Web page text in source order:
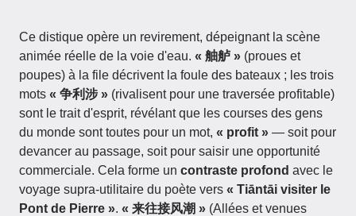
Ce distique opère un revirement, dépeignant la scène
animée réelle de la voie d'eau. « 舳舻 » (proues et
poupes) à la file décrivent la foule des bateaux ; les trois
mots « 争利涉 » (rivalisent pour une traversée profitable)
sont le trait d'esprit, révélant que les courses des gens
du monde sont toutes pour un mot, « profit » — soit pour
devancer au passage, soit pour saisir une opportunité
commerciale. Cela forme un contraste profond avec le
voyage supra-utilitaire du poète vers « Tiāntāi visiter le
Pont de Pierre ». « 来往接风潮 » (Allées et venues